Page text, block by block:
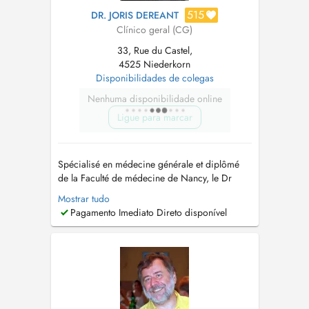
DR. JORIS DEREANT 515
Clínico geral (CG)
33, Rue du Castel,
4525 Niederkorn
Disponibilidades de colegas
Nenhuma disponibilidade online
Ligue para marcar
Spécialisé en médecine générale et diplômé
de la Faculté de médecine de Nancy, le Dr
Joris Dereant propose des consultations de
médecine générale pour les enfants de 0 à 18
ans et les adultes. Consultations au Centre
Adresse : 33, rue du Castel, L-4525 ...
Mostrar tudo
Pagamento Imediato Direto disponível